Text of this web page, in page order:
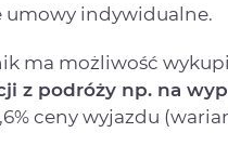
umowy indywidualne.
ma możliwość
z podróży np. na
ceny wyjazdu